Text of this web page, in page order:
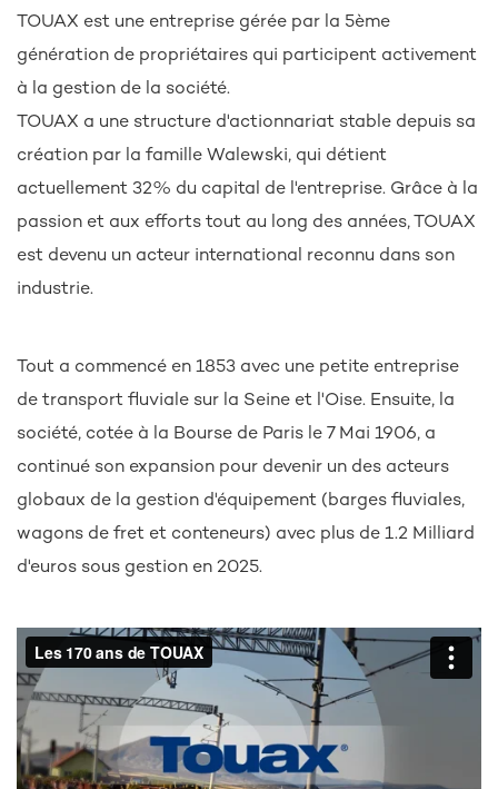
TOUAX est une entreprise gérée par la 5ème
génération de propriétaires qui participent activement
à la gestion de la société.
TOUAX a une structure d'actionnariat stable depuis sa
création par la famille Walewski, qui détient
actuellement 32% du capital de l'entreprise. Grâce à la
passion et aux efforts tout au long des années, TOUAX
est devenu un acteur international reconnu dans son
industrie.
Tout a commencé en 1853 avec une petite entreprise
de transport fluviale sur la Seine et l'Oise. Ensuite, la
société, cotée à la Bourse de Paris le 7 Mai 1906, a
continué son expansion pour devenir un des acteurs
globaux de la gestion d'équipement (barges fluviales,
wagons de fret et conteneurs) avec plus de 1.2 Milliard
d'euros sous gestion en 2025.